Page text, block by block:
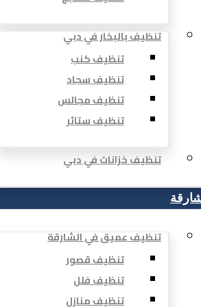
تنظيف بالبخار في دبي
تنظيف كنب
تنظيف سجاد
تنظيف مجالس
تنظيف ستائر
تنظيف خزانات في دبي
تنظيف عميق في الشارقة
تنظيف قصور
تنظيف فلل
تنظيف منازل